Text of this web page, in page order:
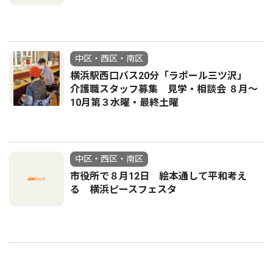
中区・西区・南区
横浜駅西口バス20分「ラポール三ツ沢」
介護職スタッフ募集 見学・相談会 ８月〜
10月第３水曜・最終土曜
中区・西区・南区
市役所で８月12日 絵本通して平和考え
る 横浜ピースフェスタ